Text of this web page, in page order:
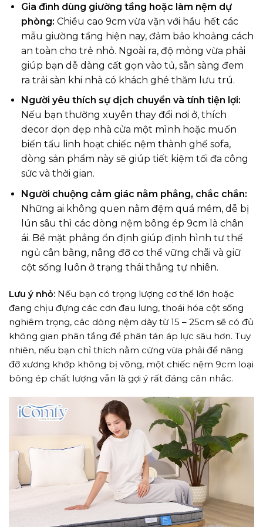
Gia đình dùng giường tầng hoặc làm nệm dự
phòng: Chiều cao 9cm vừa vặn với hầu hết các
mẫu giường tầng hiện nay, đảm bảo khoảng cách
an toàn cho trẻ nhỏ. Ngoài ra, độ mỏng vừa phải
giúp bạn dễ dàng cất gọn vào tủ, sẵn sàng đem
ra trải sàn khi nhà có khách ghé thăm lưu trú.
Người yêu thích sự dịch chuyển và tính tiện lợi:
Nếu bạn thường xuyên thay đổi nơi ở, thích
decor dọn dẹp nhà cửa một mình hoặc muốn
biến tấu linh hoạt chiếc nệm thành ghế sofa,
dòng sản phẩm này sẽ giúp tiết kiệm tối đa công
sức và thời gian.
Người chuộng cảm giác nằm phẳng, chắc chắn:
Những ai không quen nằm đệm quá mềm, dễ bị
lún sâu thì các dòng nệm bông ép 9cm là chân
ái. Bề mặt phẳng ổn định giúp định hình tư thế
ngủ cân bằng, nâng đỡ cơ thể vững chãi và giữ
cột sống luôn ở trạng thái thẳng tự nhiên.
Lưu ý nhỏ: Nếu bạn có trọng lượng cơ thể lớn hoặc
đang chịu đựng các cơn đau lưng, thoái hóa cột sống
nghiêm trọng, các dòng nệm dày từ 15 – 25cm sẽ có đủ
không gian phân tầng để phân tán áp lực sâu hơn. Tuy
nhiên, nếu bạn chỉ thích nằm cứng vừa phải để nâng
đỡ xương khớp không bị võng, một chiếc nệm 9cm loại
bông ép chất lượng vẫn là gợi ý rất đáng cân nhắc.